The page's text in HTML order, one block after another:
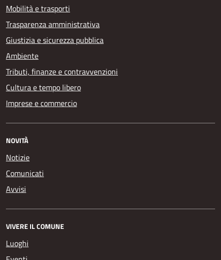
Mobilità e trasporti
Trasparenza amministrativa
Giustizia e sicurezza pubblica
Ambiente
Tributi, finanze e contravvenzioni
Cultura e tempo libero
Imprese e commercio
NOVITÀ
Notizie
Comunicati
Avvisi
VIVERE IL COMUNE
Luoghi